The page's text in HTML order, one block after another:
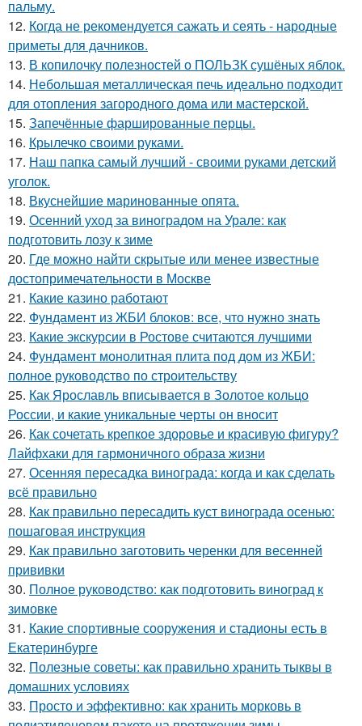
пальму.
12. Когда не рекомендуется сажать и сеять - народные
приметы для дачников.
13. В копилочку полезностей о ПОЛЬЗК сушёных яблок.
14. Небольшая металлическая печь идеально подходит
для отопления загородного дома или мастерской.
15. Запечённые фаршированные перцы.
16. Крылечко своими руками.
17. Наш папка самый лучший - своими руками детский
уголок.
18. Вкуснейшие маринованные опята.
19. Осенний уход за виноградом на Урале: как
подготовить лозу к зиме
20. Где можно найти скрытые или менее известные
достопримечательности в Москве
21. Какие казино работают
22. Фундамент из ЖБИ блоков: все, что нужно знать
23. Какие экскурсии в Ростове считаются лучшими
24. Фундамент монолитная плита под дом из ЖБИ:
полное руководство по строительству
25. Как Ярославль вписывается в Золотое кольцо
России, и какие уникальные черты он вносит
26. Как сочетать крепкое здоровье и красивую фигуру?
Лайфхаки для гармоничного образа жизни
27. Осенняя пересадка винограда: когда и как сделать
всё правильно
28. Как правильно пересадить куст винограда осенью:
пошаговая инструкция
29. Как правильно заготовить черенки для весенней
прививки
30. Полное руководство: как подготовить виноград к
зимовке
31. Какие спортивные сооружения и стадионы есть в
Екатеринбурге
32. Полезные советы: как правильно хранить тыквы в
домашних условиях
33. Просто и эффективно: как хранить морковь в